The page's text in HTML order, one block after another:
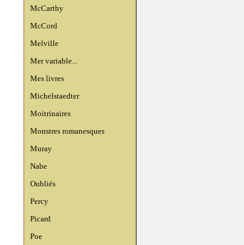
McCarthy
McCord
Melville
Mer variable...
Mes livres
Michelstaedter
Moitrinaires
Monstres romanesques
Muray
Nabe
Oubliés
Percy
Picard
Poe